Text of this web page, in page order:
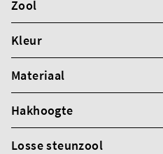
Zool
Kleur
Materiaal
Hakhoogte
Losse steunzool